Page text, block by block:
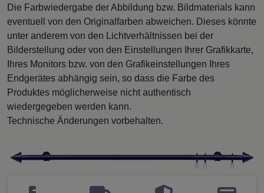
Die Farbwiedergabe der Abbildung bzw. Bildmaterials kann
eventuell von den Originalfarben abweichen. Dieses könnte
unter anderem von den Lichtverhältnissen bei der
Bilderstellung oder von den Einstellungen Ihrer Grafikkarte,
Ihres Monitors bzw. von den Grafikeinstellungen Ihres
Endgerätes abhängig sein, so dass die Farbe des
Produktes möglicherweise nicht authentisch
wiedergegeben werden kann.
Technische Änderungen vorbehalten.